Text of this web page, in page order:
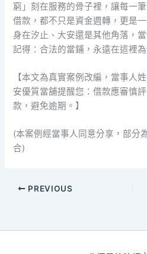
窮」刻在服務的骨子裡，讓每一筆
借款，都不只是資金週轉，更是
身在汐止、大安還是其他角落，
記得：合法的當鋪，永遠在這裡
【本文為真實案例改編，當事人
安優質當舖提醒您：借款應審慎
款，避免逾期。】
(本案例經當事人同意分享，部分
合)
PREVIOUS